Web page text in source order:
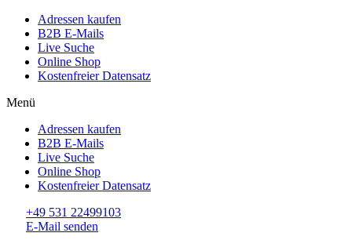
Adressen kaufen
B2B E-Mails
Live Suche
Online Shop
Kostenfreier Datensatz
Menü
Adressen kaufen
B2B E-Mails
Live Suche
Online Shop
Kostenfreier Datensatz
+49 531 22499103
E-Mail senden